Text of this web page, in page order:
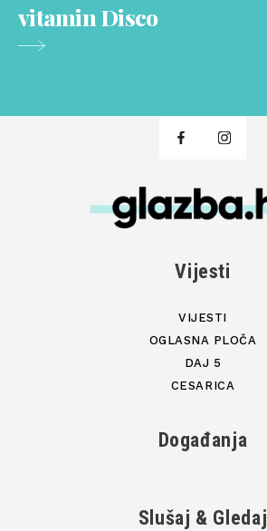
vitamin Disco
Vijesti
VIJESTI
OGLASNA PLOČA
DAJ 5
CESARICA
Događanja
Slušaj & Gledaj